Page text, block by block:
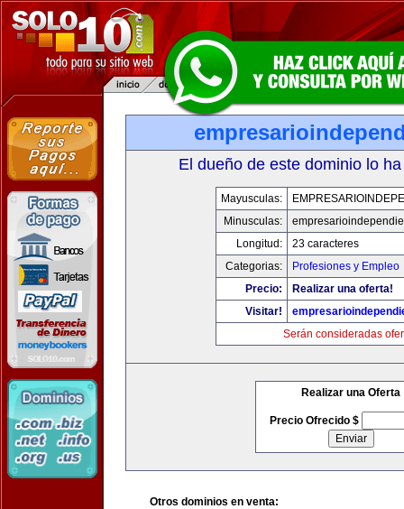
El dueño de este dominio lo
Mayusculas:
Minusculas:
Longitud:
23 caracteres
Categorias:
Profesiones y Empleo
Precio:
Realizar una oferta!
Visitar!
Serán consideradas
Realizar una Oferta
Precio Ofrecido $
Otros dominios en venta: